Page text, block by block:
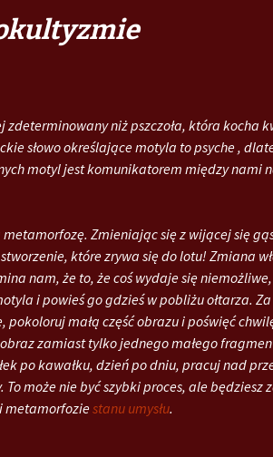
zdeterminowany niż pszczoła, która kocha
słowo określające motyla to psyche ,
motyl jest komunikatorem między nami
Zmieniając się z wijącej się
które zrywa się do lotu! Zmiana
nam, że to, że coś wydaje się
i powieś go gdzieś w pobliżu ołtarza.
pokoloruj małą część obrazu i poświęć
zamiast tylko jednego małego
po kawałku, dzień po dniu, pracuj nad
może nie być szybki proces, ale będziesz
metamorfoziestanu umysłu.